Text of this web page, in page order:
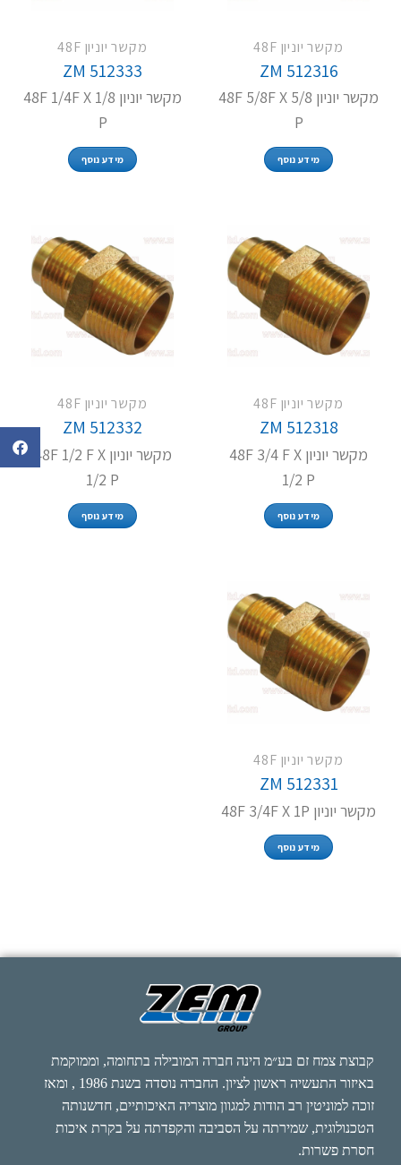
מקשר יוניון 48F
ZM 512316
מקשר יוניון 48F 5/8F X 5/8
P
מידע נוסף
מקשר יוניון 48F
ZM 512333
מקשר יוניון 48F 1/4F X 1/8
P
מידע נוסף
מקשר יוניון 48F
ZM 512318
מקשר יוניון 48F 3/4 F X
1/2 P
מידע נוסף
מקשר יוניון 48F
ZM 512332
מקשר יוניון 48F 1/2 F X
1/2 P
מידע נוסף
מקשר יוניון 48F
ZM 512331
מקשר יוניון 48F 3/4F X 1P
מידע נוסף
קבוצת צמח זם בע״מ הינה חברה המובילה בתחומה, וממוקמת
באיזור התעשיה ראשון לציון. החברה נוסדה בשנת 1986 , ומאז
זוכה למוניטין רב הודות למגוון מוצריה האיכותיים, חדשנותה
הטכנולוגית, שמירתה על הסביבה והקפדתה על בקרת איכות
חסרת פשרות.